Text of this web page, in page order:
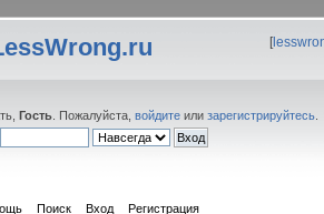
[
Гость . Пожалуйста, войдите или зарегистрируйтесь
Поиск Вход Регистрация